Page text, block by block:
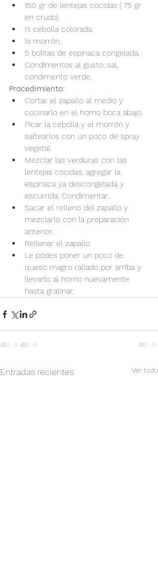
150 gr de lentejas cocidas ( 75 gr
en crudo).
½ cebolla colorada.
½ morrón.
5 bolitas de espinaca congelada.
Condimentos al gusto: sal,
condimento verde.
Procedimiento:
Cortar el zapallo al medio y
cocinarlo en el horno boca abajo.
Picar la cebolla y el morrón y
saltearlos con un poco de spray
vegetal.
Mezclar las verduras con las
lentejas cocidas, agregar la
espinaca ya descongelada y
escurrida. Condimentar.
Sacar el relleno del zapallo y
mezclarlo con la preparación
anterior.
Rellenar el zapallo.
Le podes poner un poco de
queso magro rallado por arriba y
llevarlo al horno nuevamente
hasta gratinar.
Entradas recientes Ver todo